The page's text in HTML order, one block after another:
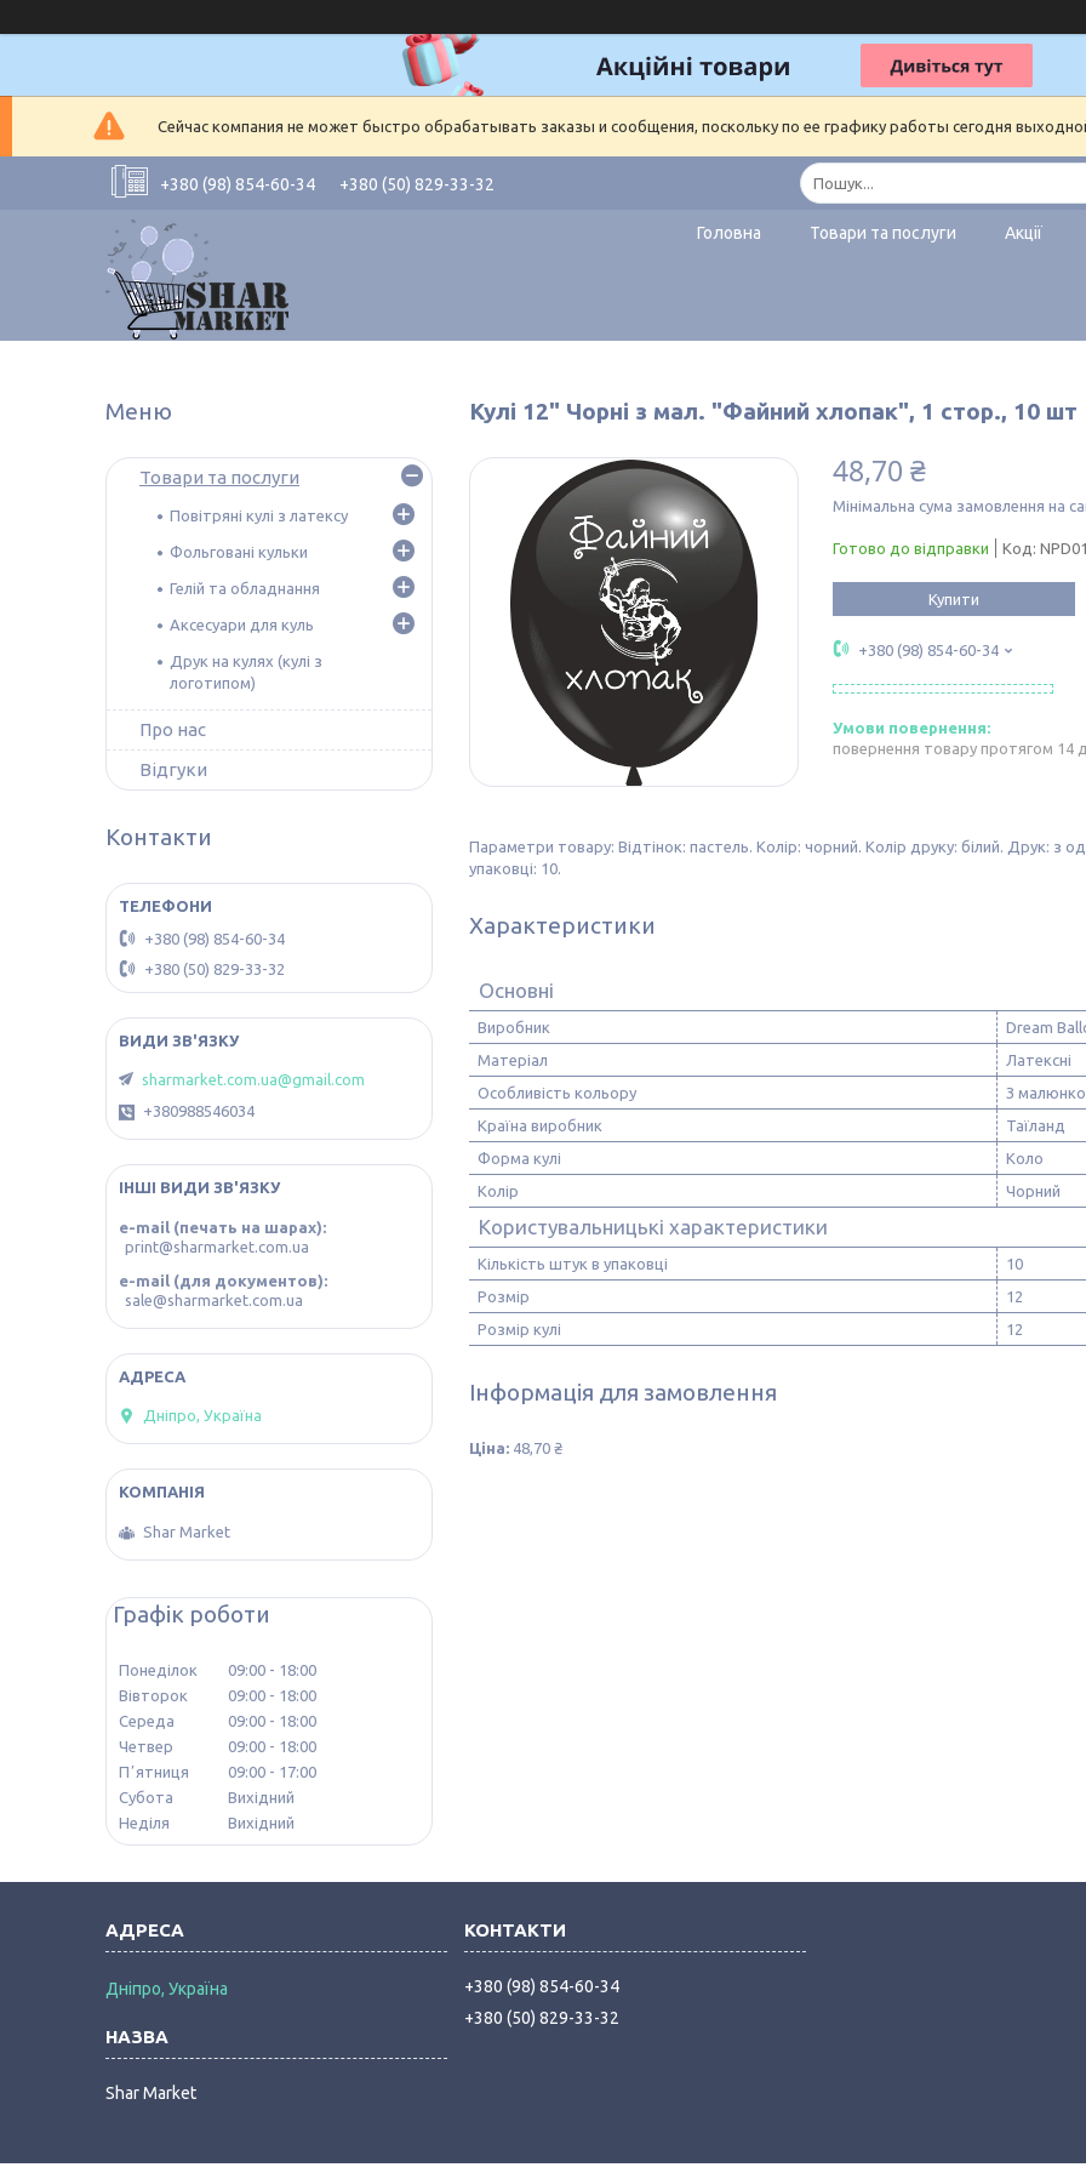
Сейчас компания не может быстро обрабатывать заказы и сообщения, поскольку по ее графику работы сегодня
+380 (98) 854-60-34 +380 (50) 829-33-32
Головна Товари та послуги Акції
Кулі 12" Чорні з мал. "Файний хлопак", 1 стор., 10 шт
48,70 ₴
Мінімальна сума замовлення на
Готово до відправки Код:
Купити
+380 (98) 854-60-34
повернення товару протягом 14
Параметри товару: Відтінок: пастель. Колір: чорний. Колір друку: білий. Друк: з
упаковці: 10.
Характеристики
Основні
Виробник
Dream
Матеріал
Латексні
Особливість кольору
З
Країна виробник
Таїланд
Форма кулі
Коло
Колір
Чорний
Користувальницькі характеристики
Кількість штук в упаковці
10
Розмір
12
Розмір кулі
12
Інформація для замовлення
Ціна: 48,70 ₴
Товари та послуги
Повітряні кулі з латексу
Фольговані кульки
Гелій та обладнання
Аксесуари для куль
Друк на кулях (кулі з
логотипом)
Про нас
Відгуки
Контакти
+380 (98) 854-60-34
+380 (50) 829-33-32
sharmarket.com.ua@gmail.com
+380988546034
ІНШІ ВИДИ ЗВ'ЯЗКУ
e-mail (печать на шарах)
print@sharmarket.com.ua
e-mail (для документов)
sale@sharmarket.com.ua
Дніпро, Україна
Shar Market
Графік роботи
Понеділок 09:00
18:00
Вівторок
09:00
18:00
Середа
09:00
18:00
Четвер
09:00
18:00
Пʼятниця
09:00
17:00
Субота
Вихідний
Неділя
Вихідний
Дніпро, Україна
Shar Market
+380 (98) 854-60-34
+380 (50) 829-33-32